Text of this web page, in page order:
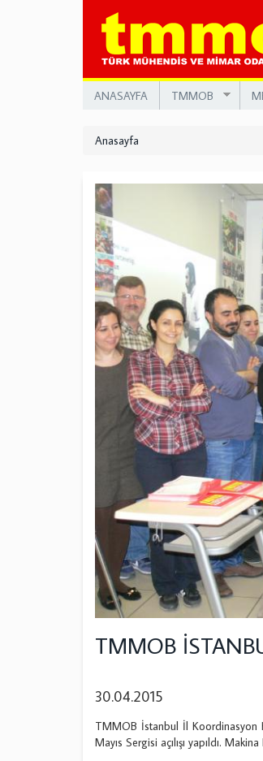
ANASAYFA TMMOB
Anasayfa
TMMOB
30.04.2015
TMMOB İstanbul İl Koordinasyon
Mayıs Sergisi açılışı yapıldı.